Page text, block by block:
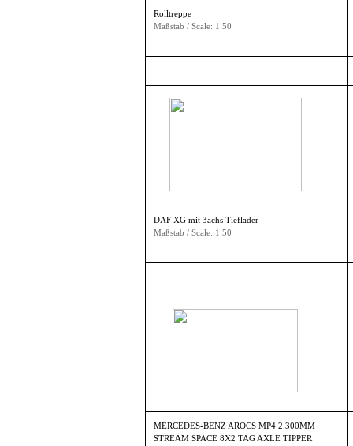
Rolltreppe
Maßstab / Scale: 1:50
DAF XG mit 3achs Tieflader
Maßstab / Scale: 1:50
MERCEDES-BENZ AROCS MP4 2.300MM
STREAM SPACE 8X2 TAG AXLE TIPPER